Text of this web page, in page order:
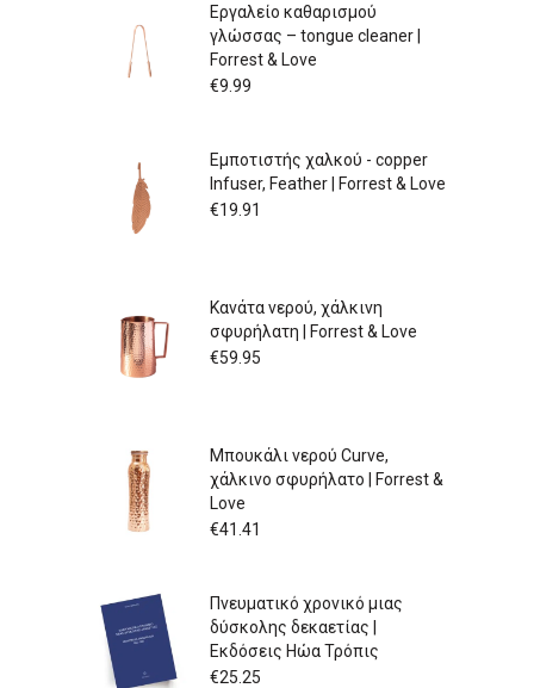
through
Εργαλείο καθαρισμού
γλώσσας – tongue cleaner |
Forrest & Love
€9.99
Εμποτιστής χαλκού - copper
Infuser, Feather | Forrest & Love
€19.91
Κανάτα νερού, χάλκινη
σφυρήλατη | Forrest & Love
€59.95
Μπουκάλι νερού Curve,
χάλκινο σφυρήλατο | Forrest &
Love
€41.41
Πνευματικό χρονικό μιας
δύσκολης δεκαετίας |
Εκδόσεις Ηώα Τρόπις
€25.25